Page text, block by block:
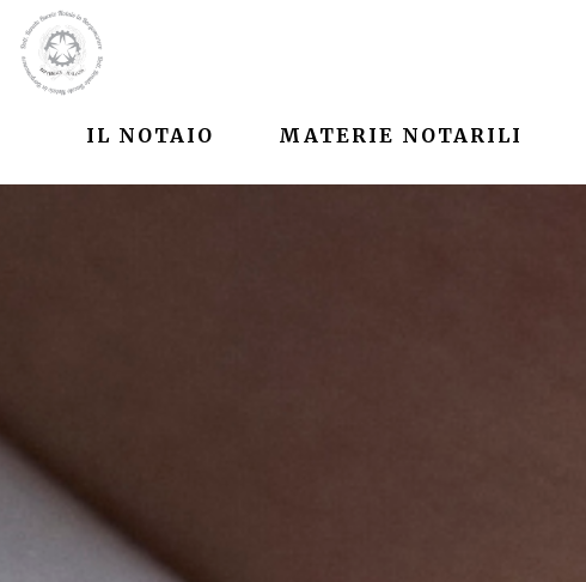
IL NOTAIO MATERIE NOTARILI